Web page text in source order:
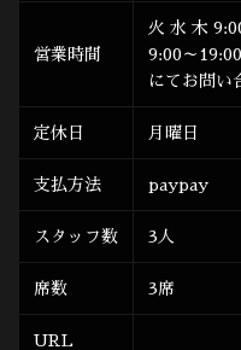
営業時間
火 水 木
9:00～
にてお問い
定休日 月曜日
支払方法 paypay
スタッフ数 3人
席数 3席
URL